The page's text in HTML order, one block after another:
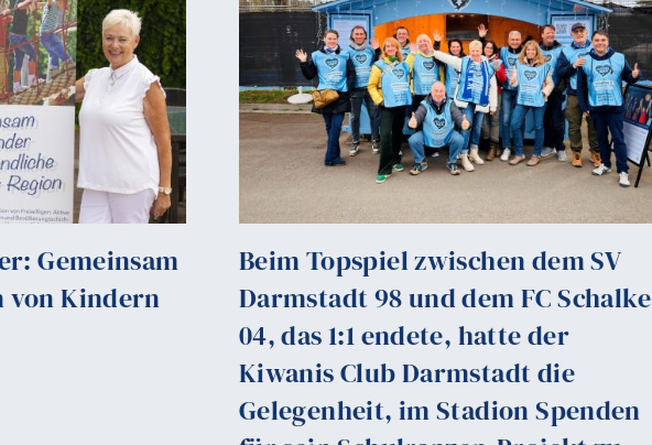
Gemeinsam
von Kindern
Beim Topspiel zwischen dem SV
Darmstadt 98 und dem FC Schalke
04, das 1:1 endete, hatte der
Kiwanis Club Darmstadt die
Gelegenheit, im Stadion Spenden